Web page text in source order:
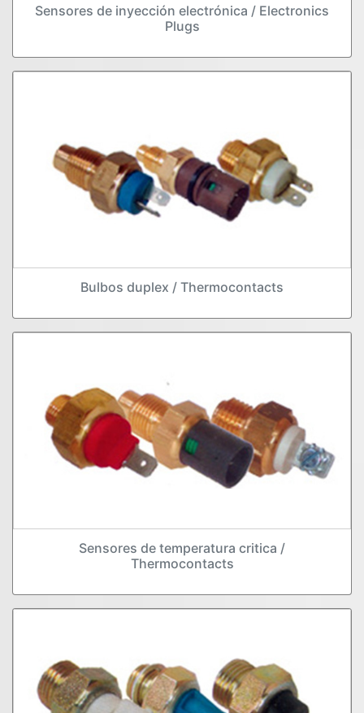
Sensores de inyección electrónica / Electronics
Plugs
Bulbos duplex / Thermocontacts
Sensores de temperatura critica /
Thermocontacts